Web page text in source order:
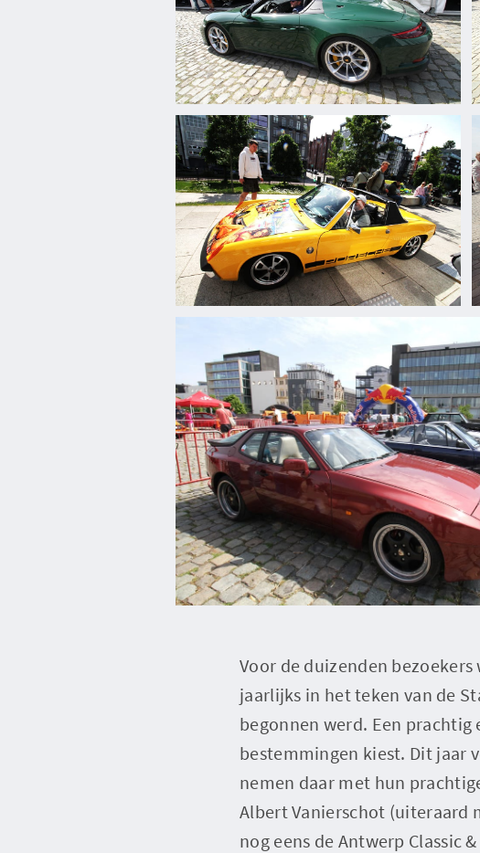
Voor de duizenden
jaarlijks in het teken van de
begonnen werd. Een prachtig
bestemmingen kiest. Dit jaar
nemen daar met hun
Albert Vanierschot (uiteraard
nog eens de Antwerp Classic